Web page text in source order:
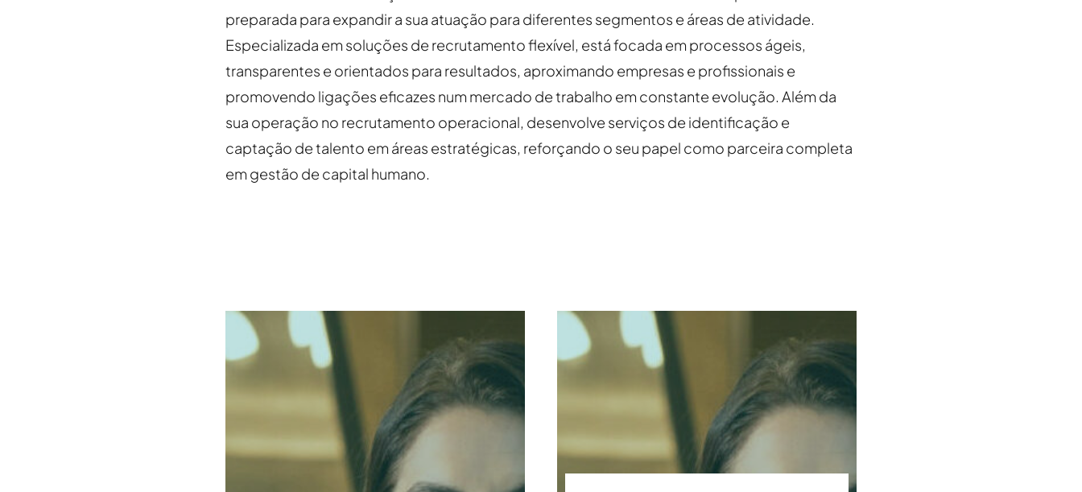
preparada para expandir a sua atuação para diferentes segmentos e áreas de atividade.
Especializada em soluções de recrutamento flexível, está focada em processos ágeis,
transparentes e orientados para resultados, aproximando empresas e profissionais e
promovendo ligações eficazes num mercado de trabalho em constante evolução. Além da
sua operação no recrutamento operacional, desenvolve serviços de identificação e
captação de talento em áreas estratégicas, reforçando o seu papel como parceira completa
em gestão de capital humano.